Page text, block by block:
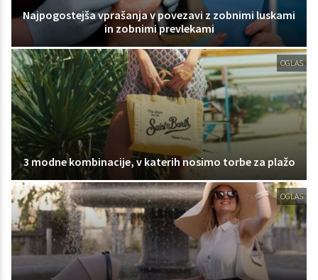
Najpogostejša vprašanja v povezavi z zobnimi luskami
in zobnimi prevlekami
OGLAS
3 modne kombinacije, v katerih nosimo torbe za plažo
OGLAS